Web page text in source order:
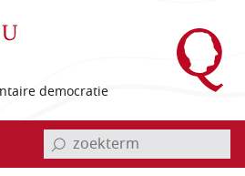
democratie
invoerveld zoekterm